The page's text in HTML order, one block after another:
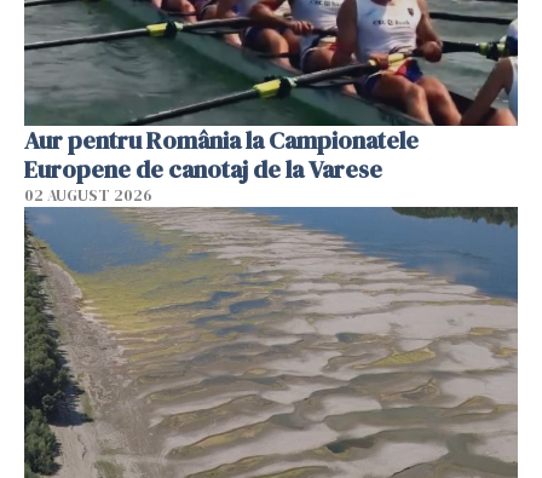
Aur pentru România la Campionatele
Europene de canotaj de la Varese
02 AUGUST 2026